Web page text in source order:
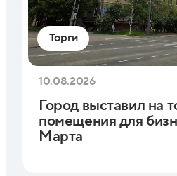
Торги
10.08.2026
Город выставил на
помещения для
Марта